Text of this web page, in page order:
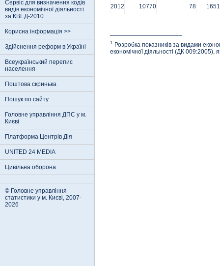
Сервіс для визначення кодів
видів економічної діяльності
за КВЕД-2010
Корисна інформація >>
Здійснення реформ в Україні
Всеукраїнський перепис
населення
Поштова скринька
Пошук по сайту
Головне управління ДПС у м.
Києві
Платформа Центрів Дія
UNITED 24 MEDIA
Цивільна оборона
© Головне управління
статистики у м. Києві, 2007-
2026
2012 10770 78 1651
1
Розробка показників за видами
економічної діяльності (ДК